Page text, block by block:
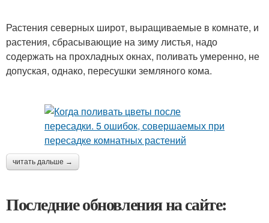
Растения северных широт, выращиваемые в комнате, и
растения, сбрасывающие на зиму листья, надо
содержать на прохладных окнах, поливать умеренно, не
допуская, однако, пересушки земляного кома.
читать дальше →
Последние обновления на сайте: